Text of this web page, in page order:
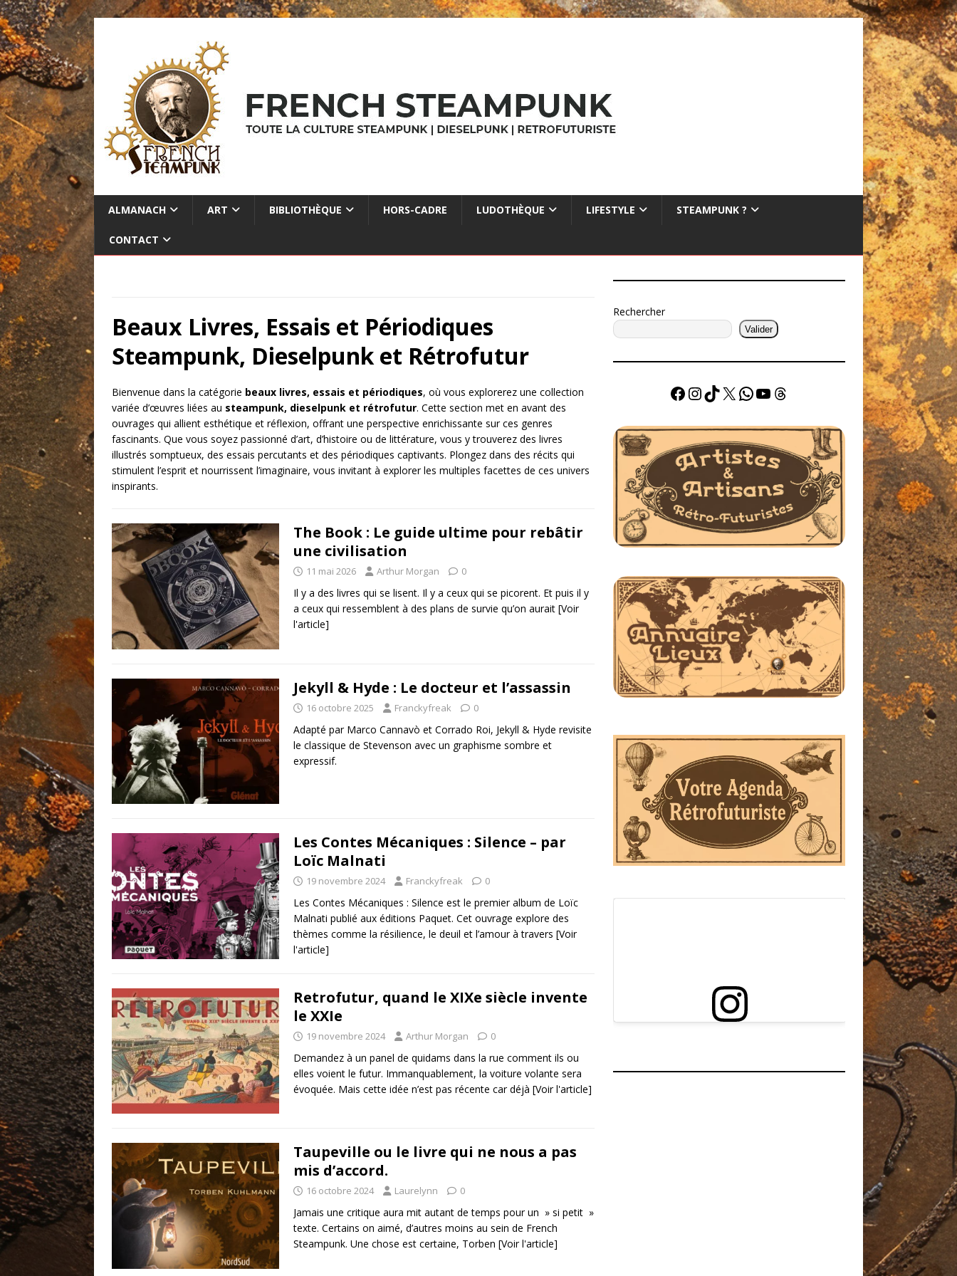
ALMANACH ART BIBLIOTHÈQUE HORS-CADRE LUDOTHÈQUE LIFESTYLE STEAMPUNK ?
CONTACT
Beaux Livres, Essais et Périodiques
Steampunk, Dieselpunk et Rétrofutur
Bienvenue dans la catégorie beaux livres, essais et périodiques, où vous explorerez une collection
variée d’œuvres liées au steampunk, dieselpunk et rétrofutur. Cette section met en avant des
ouvrages qui allient esthétique et réflexion, offrant une perspective enrichissante sur ces genres
fascinants. Que vous soyez passionné d’art, d’histoire ou de littérature, vous y trouverez des livres
illustrés somptueux, des essais percutants et des périodiques captivants. Plongez dans des récits qui
stimulent l’esprit et nourrissent l’imaginaire, vous invitant à explorer les multiples facettes de ces univers
inspirants.
The Book : Le guide ultime pour rebâtir
une civilisation
11 mai 2026 Arthur Morgan 0
Il y a des livres qui se lisent. Il y a ceux qui se picorent. Et puis il y
a ceux qui ressemblent à des plans de survie qu’on aurait [Voir
l'article]
Jekyll & Hyde : Le docteur et l’assassin
16 octobre 2025 Franckyfreak 0
Adapté par Marco Cannavò et Corrado Roi, Jekyll & Hyde revisite
le classique de Stevenson avec un graphisme sombre et
expressif.
Les Contes Mécaniques : Silence – par
Loïc Malnati
19 novembre 2024 Franckyfreak 0
Les Contes Mécaniques : Silence est le premier album de Loïc
Malnati publié aux éditions Paquet. Cet ouvrage explore des
thèmes comme la résilience, le deuil et l’amour à travers [Voir
l'article]
Retrofutur, quand le XIXe siècle invente
le XXIe
19 novembre 2024 Arthur Morgan 0
Demandez à un panel de quidams dans la rue comment ils ou
elles voient le futur. Immanquablement, la voiture volante sera
évoquée. Mais cette idée n’est pas récente car déjà [Voir l'article]
Taupeville ou le livre qui ne nous a pas
mis d’accord.
16 octobre 2024 Laurelynn 0
Jamais une critique aura mit autant de temps pour un » si petit »
texte. Certains on aimé, d’autres moins au sein de French
Steampunk. Une chose est certaine, Torben [Voir l'article]
Rechercher
Valider